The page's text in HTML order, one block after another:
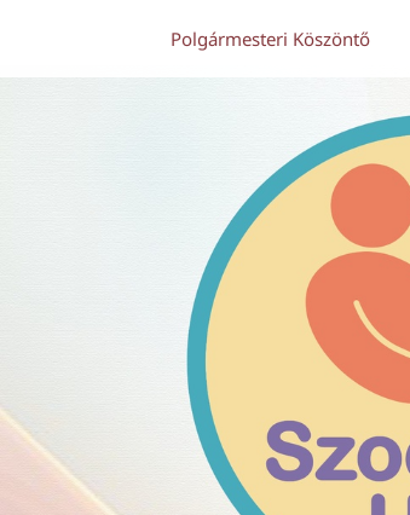
Polgármesteri Köszöntő